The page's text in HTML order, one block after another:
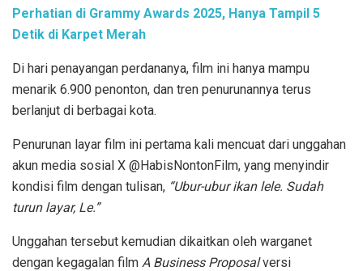
Perhatian di Grammy Awards 2025, Hanya Tampil 5
Detik di Karpet Merah
Di hari penayangan perdananya, film ini hanya mampu
menarik 6.900 penonton, dan tren penurunannya terus
berlanjut di berbagai kota.
Penurunan layar film ini pertama kali mencuat dari unggahan
akun media sosial X @HabisNontonFilm, yang menyindir
kondisi film dengan tulisan, “Ubur-ubur ikan lele. Sudah
turun layar, Le.”
Unggahan tersebut kemudian dikaitkan oleh warganet
dengan kegagalan film A Business Proposalversi